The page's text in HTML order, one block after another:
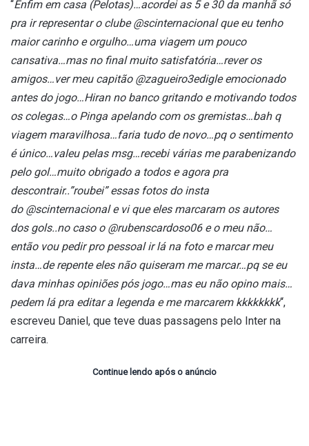
“Enfim em casa (Pelotas)…acordei as 5 e 30 da manhã só
pra ir representar o clube @scinternacional que eu tenho
maior carinho e orgulho…uma viagem um pouco
cansativa…mas no final muito satisfatória…rever os
amigos…ver meu capitão @zagueiro3edigle emocionado
antes do jogo…Hiran no banco gritando e motivando todos
os colegas…o Pinga apelando com os gremistas…bah q
viagem maravilhosa…faria tudo de novo…pq o sentimento
é único…valeu pelas msg…recebi várias me parabenizando
pelo gol…muito obrigado a todos e agora pra
descontrair..”roubei” essas fotos do insta
do @scinternacional e vi que eles marcaram os autores
dos gols..no caso o @rubenscardoso06 e o meu não…
então vou pedir pro pessoal ir lá na foto e marcar meu
insta…de repente eles não quiseram me marcar…pq se eu
dava minhas opiniões pós jogo…mas eu não opino mais…
pedem lá pra editar a legenda e me marcarem kkkkkkkk“,
escreveu Daniel, que teve duas passagens pelo Inter na
carreira.
Continue lendo após o anúncio